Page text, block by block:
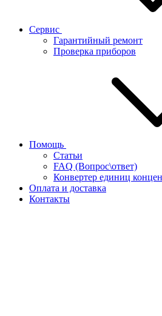
Сервис
Гарантийный ремонт
Проверка приборов
Помощь
Статьи
FAQ (Вопрос\ответ)
Конвертер единиц
Оплата и доставка
Контакты